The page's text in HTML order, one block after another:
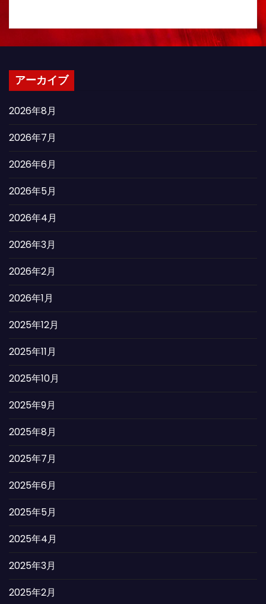
アーカイブ
2026年8月
2026年7月
2026年6月
2026年5月
2026年4月
2026年3月
2026年2月
2026年1月
2025年12月
2025年11月
2025年10月
2025年9月
2025年8月
2025年7月
2025年6月
2025年5月
2025年4月
2025年3月
2025年2月